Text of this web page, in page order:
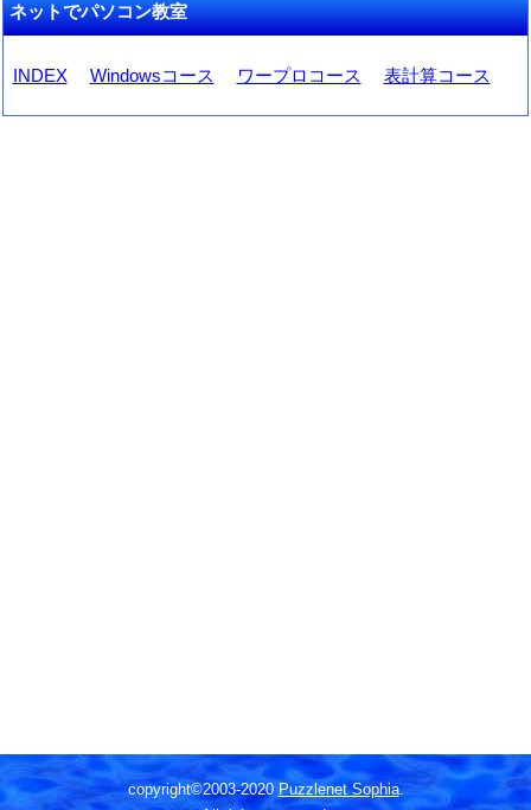
ネットでパソコン教室
INDEX Windowsコース ワープロコース 表計算コース
copyright©2003-2020 Puzzlenet Sophia.